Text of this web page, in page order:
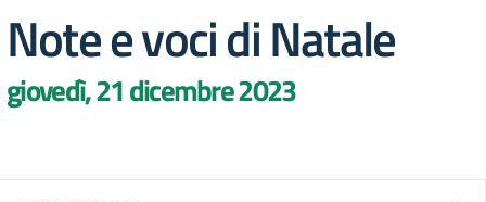
Note e voci di Natale
giovedì, 21 dicembre 2023